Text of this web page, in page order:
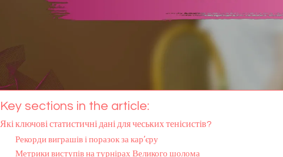
Key sections in the article:
Які ключові статистичні дані для чеських тенісистів?
Рекорди виграшів і поразок за кар’єру
Метрики виступів на турнірах Великого шолома